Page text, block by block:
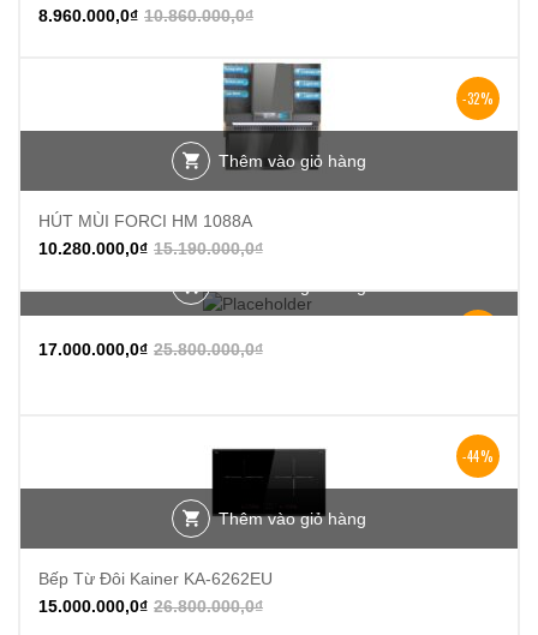
10.860.000,0₫
8.960.000,0₫
-32%
Thêm vào giỏ hàng
HÚT MÙI FORCI HM 1088A
15.190.000,0₫
10.280.000,0₫
25.800.000,0₫
17.000.000,0₫
-44%
Thêm vào giỏ hàng
Bếp Từ Đôi Kainer KA-6262EU
26.800.000,0₫
15.000.000,0₫